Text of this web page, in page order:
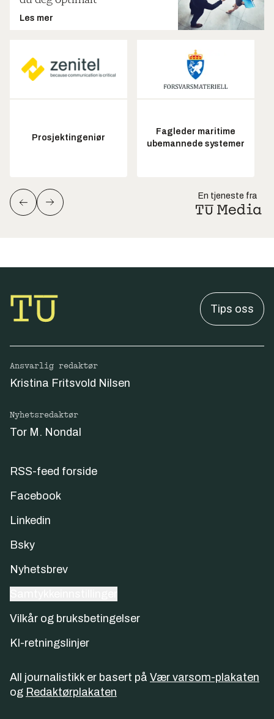
Les mer
Prosjektingeniør
Fagleder maritime
ubemannede systemer
En tjeneste fra
Tips oss
Ansvarlig redaktør
Kristina Fritsvold Nilsen
Nyhetsredaktør
Tor M. Nondal
RSS-feed forside
Facebook
Linkedin
Bsky
Nyhetsbrev
Vilkår og bruksbetingelser
KI-retningslinjer
All journalistikk er basert på Vær varsom-plakaten
og Redaktørplakaten